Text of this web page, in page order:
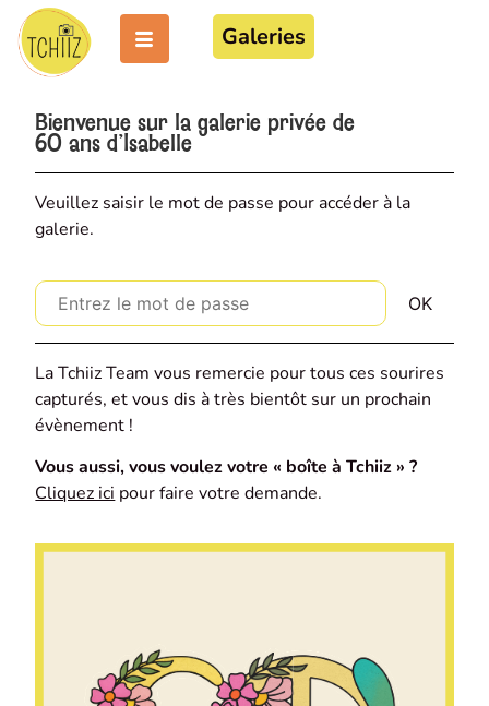
Galeries
Bienvenue sur la galerie privée de
60 ans d'Isabelle
Veuillez saisir le mot de passe pour accéder à la
galerie.
La Tchiiz Team vous remercie pour tous ces sourires
capturés, et vous dis à très bientôt sur un prochain
évènement !
Vous aussi, vous voulez votre « boîte à Tchiiz » ?
Cliquez ici pour faire votre demande.